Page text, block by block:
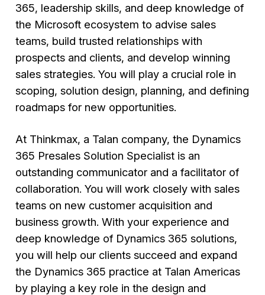
365, leadership skills, and deep knowledge of
the Microsoft ecosystem to advise sales
teams, build trusted relationships with
prospects and clients, and develop winning
sales strategies. You will play a crucial role in
scoping, solution design, planning, and defining
roadmaps for new opportunities.
At Thinkmax, a Talan company, the Dynamics
365 Presales Solution Specialist is an
outstanding communicator and a facilitator of
collaboration. You will work closely with sales
teams on new customer acquisition and
business growth. With your experience and
deep knowledge of Dynamics 365 solutions,
you will help our clients succeed and expand
the Dynamics 365 practice at Talan Americas
by playing a key role in the design and